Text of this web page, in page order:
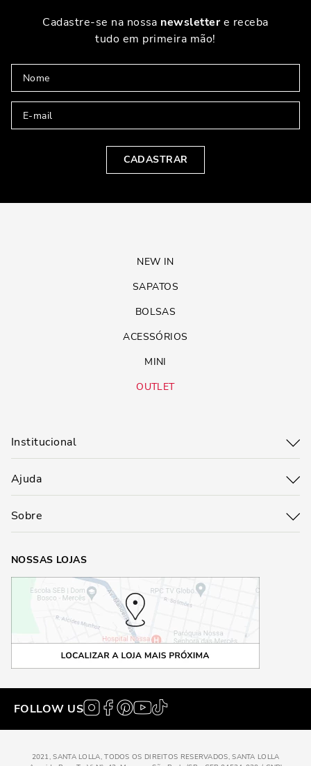
Cadastre-se na nossa newslettere receba
tudo em primeira mão!
CADASTRAR
NEW IN
SAPATOS
BOLSAS
ACESSÓRIOS
MINI
OUTLET
Institucional
Ajuda
Sobre
NOSSAS LOJAS
FOLLOW US
2021, SANTA LOLLA, TODOS OS DIREITOS RESERVADOS, SANTA LOLLA